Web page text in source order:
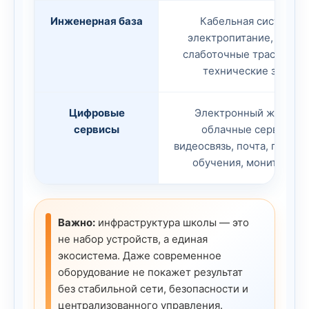
Инженерная база
Кабельная система,
электропитание,
слаботочные трассы,
технические зоны.
Цифровые
сервисы
Электронный журнал,
облачные сервисы,
видеосвязь, почта,
обучения, мониторинг.
Важно: инфраструктура школы — это
не набор устройств, а единая
экосистема. Даже современное
оборудование не покажет результат
без стабильной сети, безопасности и
централизованного управления.